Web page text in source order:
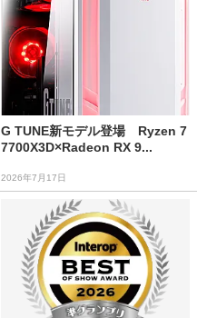
G TUNE新モデル登場 Ryzen 7
7700X3D×Radeon RX 9...
2026年7月17日